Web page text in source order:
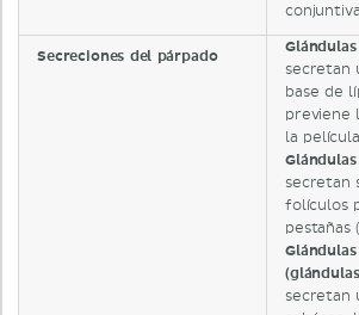
Secreciones del párpado
secretan
base de
previene
la
Glándulas
secretan
folículos
pestañas
secretan